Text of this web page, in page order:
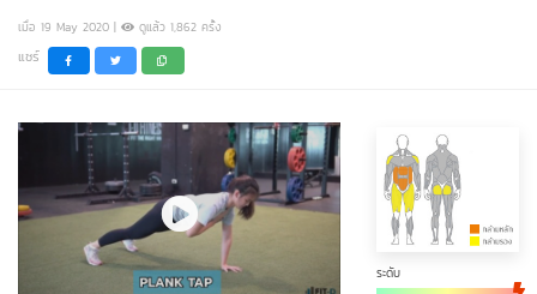
เมื่อ 19 May 2020 | ดูแล้ว 1,862 ครั้ง
แชร์
ระดับ